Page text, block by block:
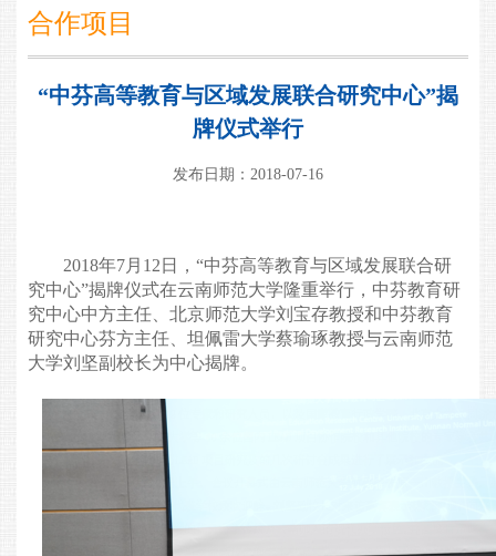
合作项目
“中芬高等教育与区域发展联合研究中心”揭
牌仪式举行
发布日期：2018-07-16
2018年7月 12 日，“中芬高等教育与区域发展联合研
究中心”揭牌仪式在云南师范大学隆重举行，中芬教育研
究中心中方主任、北京师范大学刘宝存教授和中芬教育
研究中心芬方主任、坦佩雷大学蔡瑜琢教授与云南师范
大学刘坚副校长为中心揭牌。